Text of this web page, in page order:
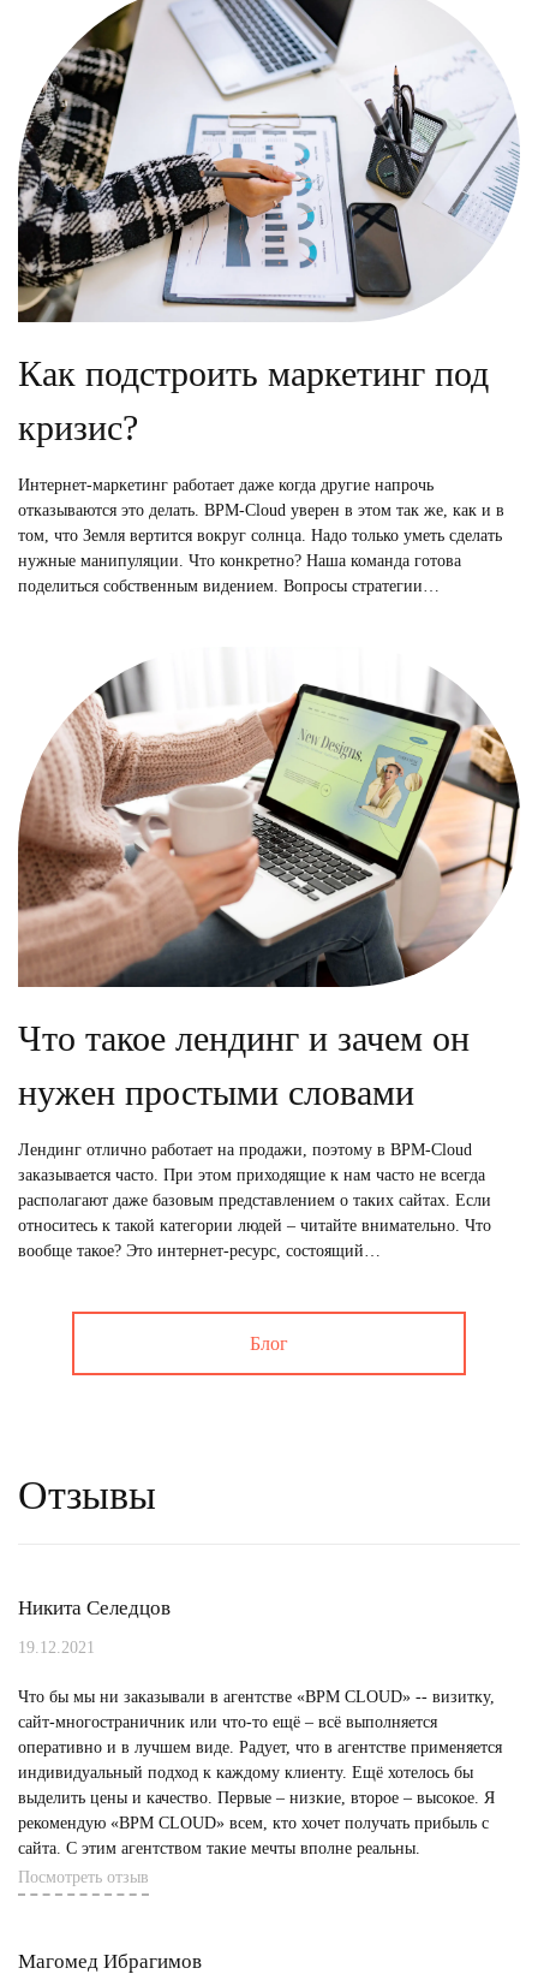
Как подстроить маркетинг под
кризис?
Интернет-маркетинг работает даже когда другие напрочь
отказываются это делать. BPM-Cloud уверен в этом так же, как и в
том, что Земля вертится вокруг солнца. Надо только уметь сделать
нужные манипуляции. Что конкретно? Наша команда готова
поделиться собственным видением. Вопросы стратегии…
Что такое лендинг и зачем он
нужен простыми словами
Лендинг отлично работает на продажи, поэтому в BPM-Cloud
заказывается часто. При этом приходящие к нам часто не всегда
располагают даже базовым представлением о таких сайтах. Если
относитесь к такой категории людей – читайте внимательно. Что
вообще такое? Это интернет-ресурс, состоящий…
Блог
Отзывы
Никита Селедцов
19.12.2021
Что бы мы ни заказывали в агентстве «BPM CLOUD» -- визитку,
сайт-многостраничник или что-то ещё – всё выполняется
оперативно и в лучшем виде. Радует, что в агентстве применяется
индивидуальный подход к каждому клиенту. Ещё хотелось бы
выделить цены и качество. Первые – низкие, второе – высокое. Я
рекомендую «BPM CLOUD» всем, кто хочет получать прибыль с
сайта. С этим агентством такие мечты вполне реальны.
Посмотреть отзыв
Магомед Ибрагимов